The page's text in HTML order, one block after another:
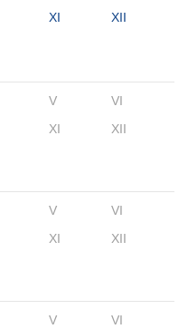
XI XII
V
VI
XI XII
V
VI
XI XII
V
VI